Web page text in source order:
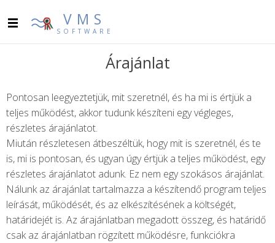
VMS
SOFTWARE
Árajánlat
Pontosan leegyeztetjük, mit szeretnél, és ha mi is értjük a
teljes működést, akkor tudunk készíteni egy végleges,
részletes árajánlatot.
Miután részletesen átbeszéltük, hogy mit is szeretnél, és te
is, mi is pontosan, és ugyan úgy értjük a teljes működést, egy
részletes árajánlatot adunk. Ez nem egy szokásos árajánlat.
Nálunk az árajánlat tartalmazza a készítendő program teljes
leírását, működését, és az elkészítésének a költségét,
határidejét is. Az árajánlatban megadott összeg, és határidő
csak az árajánlatban rögzített működésre, funkciókra